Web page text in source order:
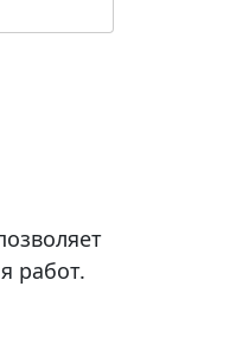
работ.